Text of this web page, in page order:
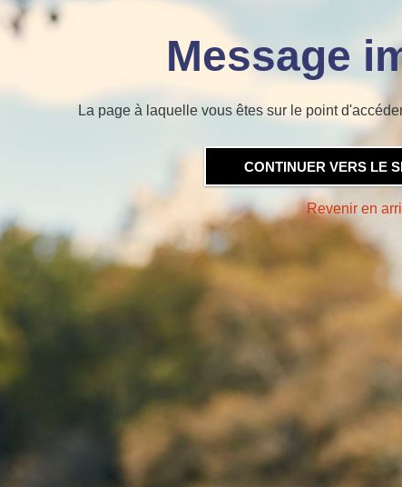
Message
La page à laquelle vous êtes sur le point
CONTINUER VERS LE
Revenir en